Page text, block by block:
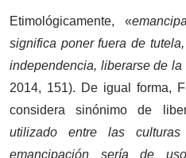
Etimológicamente, «
significa poner fuera de
independencia, liberarse de
2014, 151). De igual forma,
considera sinónimo de
utilizado entre las
emancipación sería de